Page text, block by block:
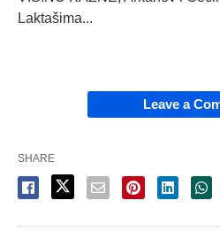
Laktašima...
Leave a
SHARE